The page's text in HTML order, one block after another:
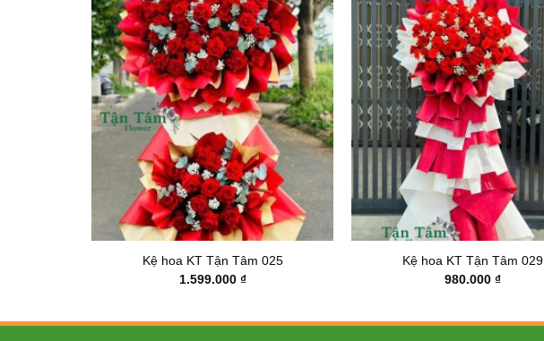
Kệ hoa KT Tận Tâm 025
1.599.000 ₫
Kệ hoa KT Tận Tâm 029
980.000 ₫